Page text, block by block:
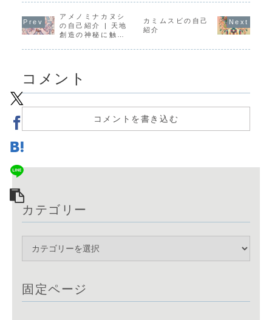
のエピソード、
そして日本を守
るための犠牲と
愛の物語をご紹
使命やファンへ
のメッセージも
満載！
す。
なものや言葉
ど、海幸彦の
力を詳しくご
アメノミナカヌシ
の自己紹介 | 天地
創造の神秘に触れ
カミムスビの自己
紹介
コメント
コメントを書き込む
カテゴリー
固定ページ